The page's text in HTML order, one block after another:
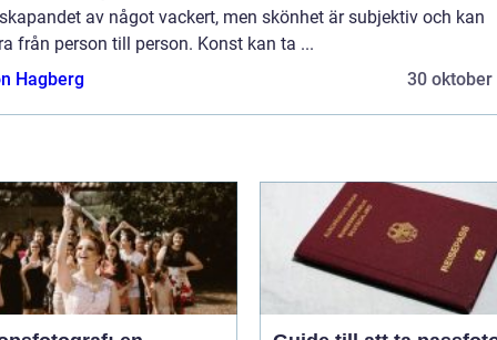
av något vackert, men skönhet är subjektiv och kan
från person till person. Konst kan ta ...
Hagberg
30 oktober